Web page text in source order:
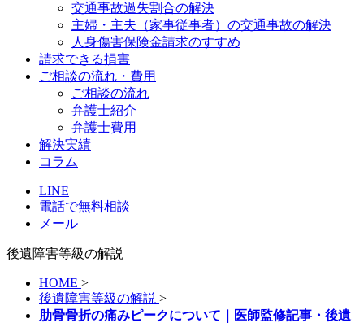
交通事故過失割合の解決
主婦・主夫（家事従事者）の交通事故の解決
人身傷害保険金請求のすすめ
請求できる損害
ご相談の流れ・費用
ご相談の流れ
弁護士紹介
弁護士費用
解決実績
コラム
LINE
電話で無料相談
メール
後遺障害等級の解説
HOME >
後遺障害等級の解説 >
肋骨骨折の痛みピークについて｜医師監修記事・後遺